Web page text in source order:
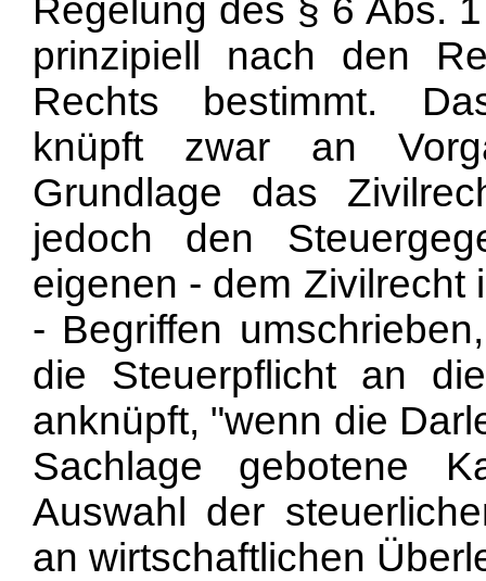
Regelung des § 6 Abs.
prinzipiell nach den
Rechts bestimmt.
knüpft zwar an
Grundlage das
jedoch den
eigenen - dem Zivilrecht
- Begriffen
die Steuerpflicht an
anknüpft, "wenn die
Sachlage gebotene
Auswahl der
an wirtschaftlichen